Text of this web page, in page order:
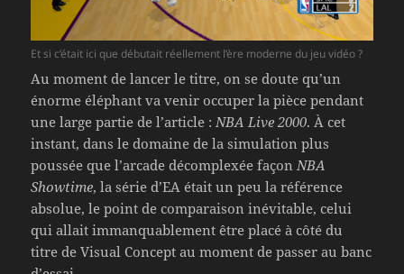
Et si c’était ici que débutait réellement l’ère moderne du jeu vidéo ?
Au moment de lancer le titre, on se doute qu’un
énorme éléphant va venir occuper la pièce pendant
une large partie de l’article :NBA Live 2000. À cet
instant, dans le domaine de la simulation plus
poussée que l’arcade décomplexée façonNBA
Showtime, la série d’EA était un peu la référence
absolue, le point de comparaison inévitable, celui
qui allait immanquablement être placé à côté du
titre de Visual Concept au moment de passer au banc